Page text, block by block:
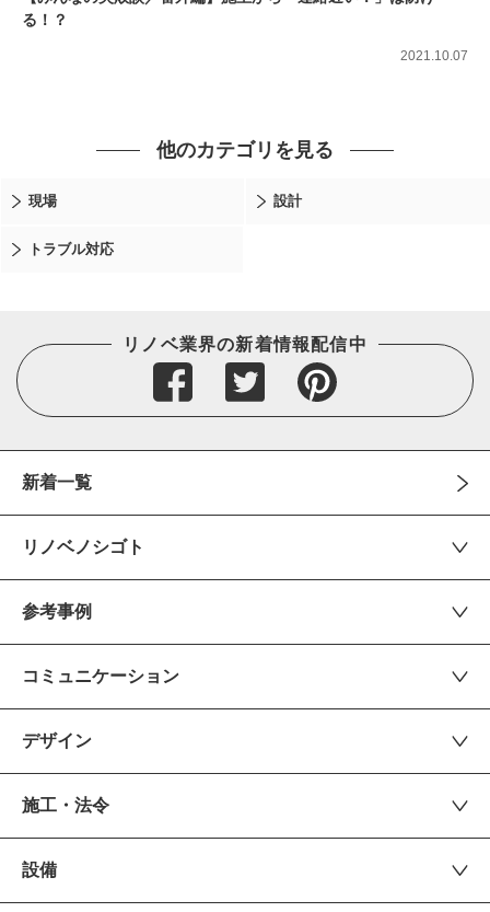
る！？
2021.10.07
他のカテゴリを見る
現場 設計
トラブル対応
リノベ業界の新着情報配信中
新着一覧
リノベノシゴト
参考事例
コミュニケーション
デザイン
施工・法令
設備